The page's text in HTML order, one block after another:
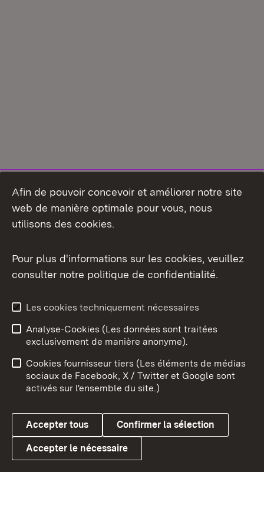
Aperçu des thèmes
Link zum Landesportal
Conseils d'utilisation
Confidentialité
Cookies
Afin de pouvoir concevoir et améliorer notre site
web de manière optimale pour vous, nous
utilisons des cookies.
Pour plus d'informations sur les cookies, veuillez
consulter notre politique de confidentialité.
Les cookies techniquement nécessaires
Analyse-Cookies (Les données sont traitées
exclusivement de manière anonyme).
Cookies fournisseur tiers (Les éléments de médias
sociaux de Facebook, X / Twitter et Google sont
activés sur l'ensemble du site.)
Accepter tous Confirmer la sélection
Accepter le nécessaire